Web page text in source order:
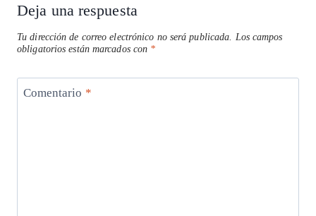
Deja una respuesta
Tu dirección de correo electrónico no será publicada.
Los campos
obligatorios están marcados con *
Comentario *